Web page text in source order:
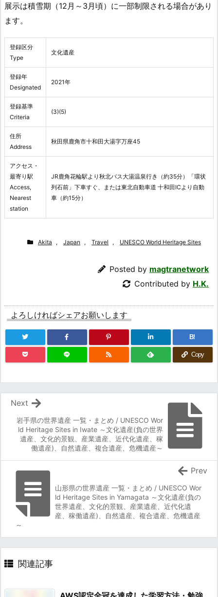
展示は積雪期（12月～3月頃）に一部制限される場合があり
ます。
登録区分
Type
文化遺産
登録年
Designated
2021年
登録基準
Criteria
(3)(5)
住所
Address
秋田県鹿角市十和田大湯字万座45
アクセス・
最寄り駅
Access,
Nearest
station
JR鹿角花輪駅より秋北バス大湯温泉行き（約35分）「環状
列石前」下車すぐ、または東北自動車道 十和田ICより自動
車（約15分）
Akita , Japan , Travel , UNESCO World Heritage Sites
Posted by magtranetwork
Contributed by H.K.
よろしければシェアお願いします
B!
Copy
岩手県の世界遺産 一覧・まとめ / UNESCO Wor
ld Heritage Sites in Iwate ～文化遺産(負の世界
遺産、文化的景観、産業遺産、近代化遺産、稼
働遺産)、自然遺産、複合遺産、危機遺産～
Next
山形県の世界遺産 一覧・まとめ / UNESCO Wor
ld Heritage Sites in Yamagata ～文化遺産(負の
世界遺産、文化的景観、産業遺産、近代化遺
産、稼働遺産)、自然遺産、複合遺産、危機遺産
～
Prev
関連記事